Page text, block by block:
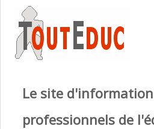
Le site
professionnels de